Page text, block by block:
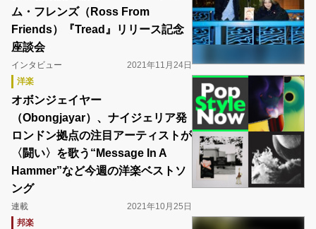
ム・フレンズ（Ross From
Friends）『Tread』リリース記念
座談会
インタビュー
2021年11月24日
洋楽
オボンジェイヤー
（Obongjayar）、ナイジェリア発
ロンドン拠点の注目アーティストが
〈闘い〉を歌う“Message In A
Hammer”など今週の洋楽ベストソ
ング
連載
2021年10月25日
邦楽